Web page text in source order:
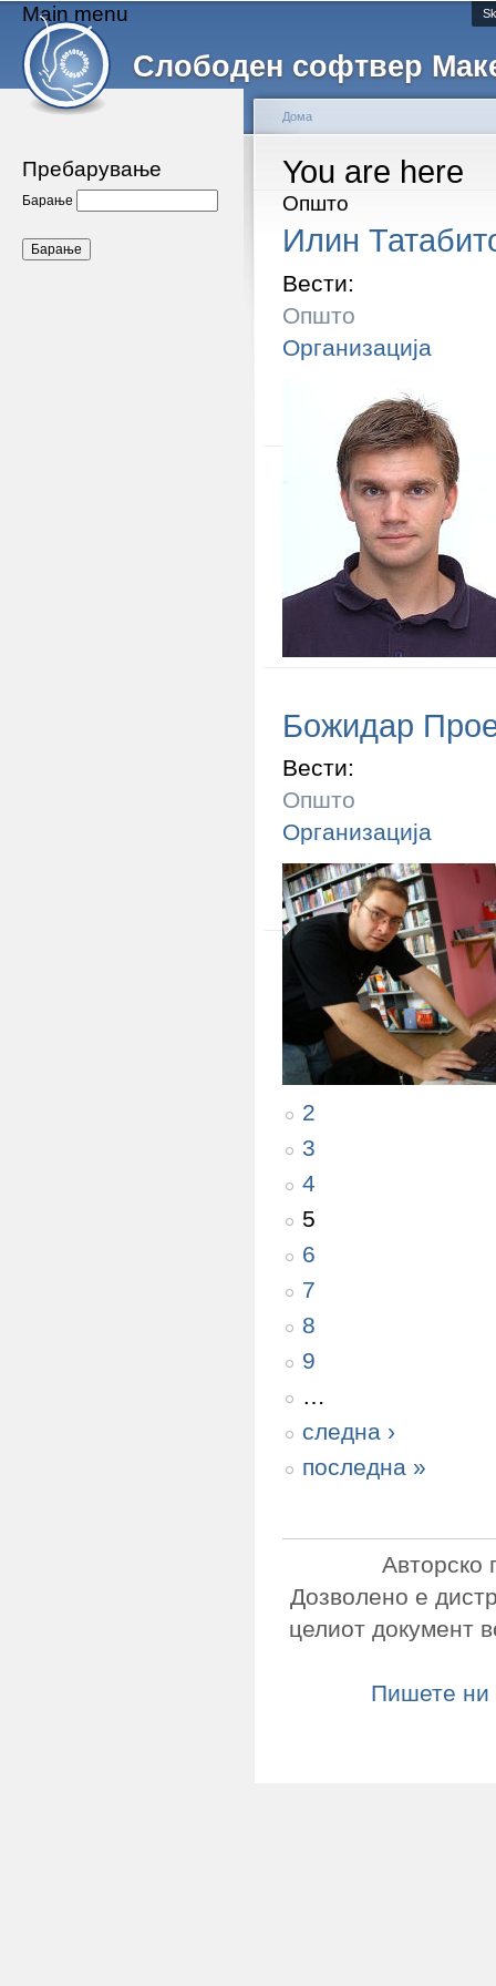
Слободен софтвер
Main menu
Пребарување
Барање
You are here
Дома
Општо
Илин
Вести:
Општо
Организација
Божидар
Вести:
Општо
Организација
2
3
4
5
6
7
8
9
…
следна ›
последна »
Авторско
Дозволено е
целиот документ
Пишете ни